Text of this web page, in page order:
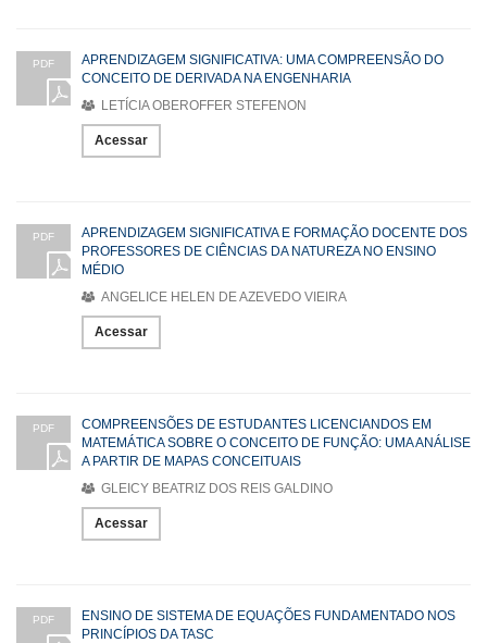
PDF
APRENDIZAGEM SIGNIFICATIVA: UMA COMPREENSÃO DO
CONCEITO DE DERIVADA NA ENGENHARIA
LETÍCIA OBEROFFER STEFENON
Acessar
PDF
APRENDIZAGEM SIGNIFICATIVA E FORMAÇÃO DOCENTE DOS
PROFESSORES DE CIÊNCIAS DA NATUREZA NO ENSINO
MÉDIO
ANGELICE HELEN DE AZEVEDO VIEIRA
Acessar
PDF
COMPREENSÕES DE ESTUDANTES LICENCIANDOS EM
MATEMÁTICA SOBRE O CONCEITO DE FUNÇÃO: UMA ANÁLISE
A PARTIR DE MAPAS CONCEITUAIS
GLEICY BEATRIZ DOS REIS GALDINO
Acessar
PDF
ENSINO DE SISTEMA DE EQUAÇÕES FUNDAMENTADO NOS
PRINCÍPIOS DA TASC